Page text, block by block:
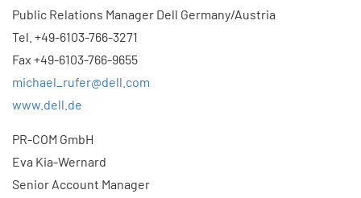
Public Relations Manager Dell Germany/Austria
Tel. +49-6103-766-3271
Fax +49-6103-766-9655
michael_rufer@dell.com
www.dell.de
PR-COM GmbH
Eva Kia-Wernard
Senior Account Manager